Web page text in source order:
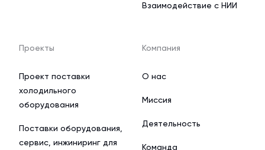
Взаимодействие с НИИ
Проекты
Проект поставки
холодильного
оборудования
Поставки оборудования,
сервис, инжиниринг для
Компания
О нас
Миссия
Деятельность
Команда